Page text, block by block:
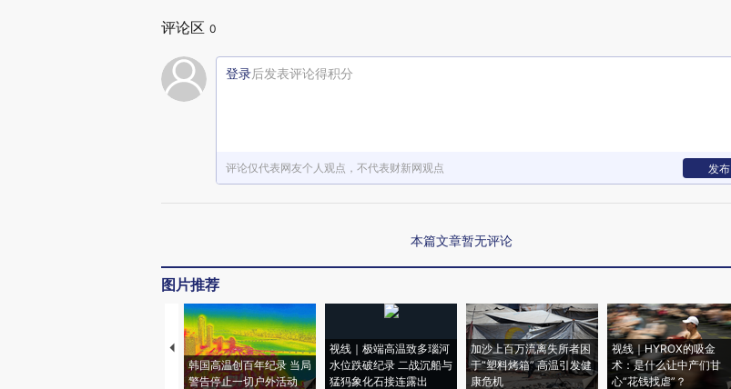
评论区 0
登录后发表评论得积分
评论仅代表网友个人观点，不代表财新网观点 发布
本篇文章暂无评论
图片推荐
韩国高温创百年纪录 当局
警告停止一切户外活动
视线｜极端高温致多瑙河
水位跌破纪录 二战沉船与
猛犸象化石接连露出
加沙上百万流离失所者困
于“塑料烤箱” 高温引发健
康危机
视线｜HYROX的吸金
术：是什么让中产们甘
心“花钱找虐”？